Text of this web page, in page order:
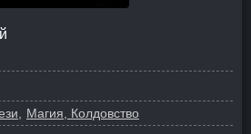
Магия, Колдовство